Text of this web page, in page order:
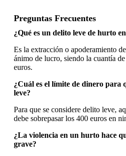
Preguntas Frecuentes
¿Qué es un delito leve de hurto
Es la extracción o apoderamiento
ánimo de lucro, siendo la cuantía
euros.
¿Cuál es el límite de dinero para
leve?
Para que se considere delito leve,
debe sobrepasar los 400 euros en
¿La violencia en un hurto hace
grave?